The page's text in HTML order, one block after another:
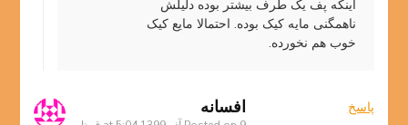
اینکه پف یک طرف بیشتر بوده دلیلش
ناهمگنی مایه کیک بوده. احتمالا مایع کیک
خوب هم نخورده.
افسانه پاسخ